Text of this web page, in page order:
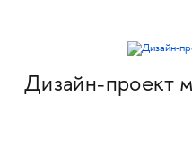
Дизайн-проект